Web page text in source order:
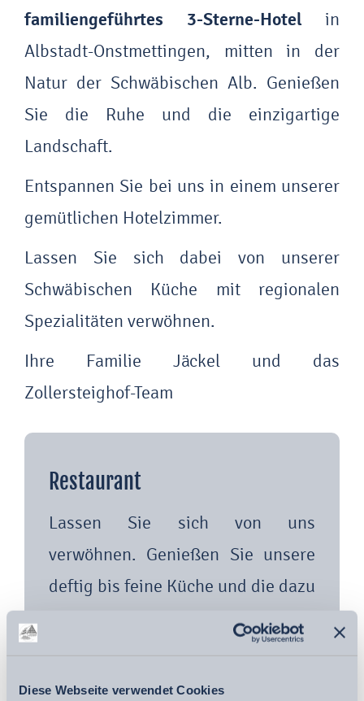
Diese Webseite verwendet Cookies
familiengeführtes 3-Sterne-Hotel in
Albstadt-Onstmettingen, mitten in der
Natur der Schwäbischen Alb. Genießen
Sie die Ruhe und die einzigartige
Landschaft.
Entspannen Sie bei uns in einem unserer
gemütlichen Hotelzimmer.
Lassen Sie sich dabei von unserer
Schwäbischen Küche mit regionalen
Spezialitäten verwöhnen.
Ihre Familie Jäckel und das
Zollersteighof-Team
Restaurant
Lassen Sie sich von uns
verwöhnen. Genießen Sie unsere
deftig bis feine Küche und die dazu
passenden Weine aus der
Zum Restaurant